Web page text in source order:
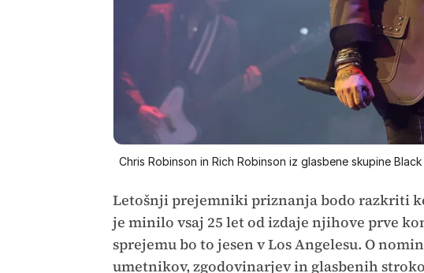
Chris Robinson in Rich Robinson iz glasbene skupine Black
Letošnji prejemniki priznanja bodo razkriti
je minilo vsaj 25 let od izdaje njihove prve
sprejemu bo to jesen v Los Angelesu. O
umetnikov, zgodovinarjev in glasbenih